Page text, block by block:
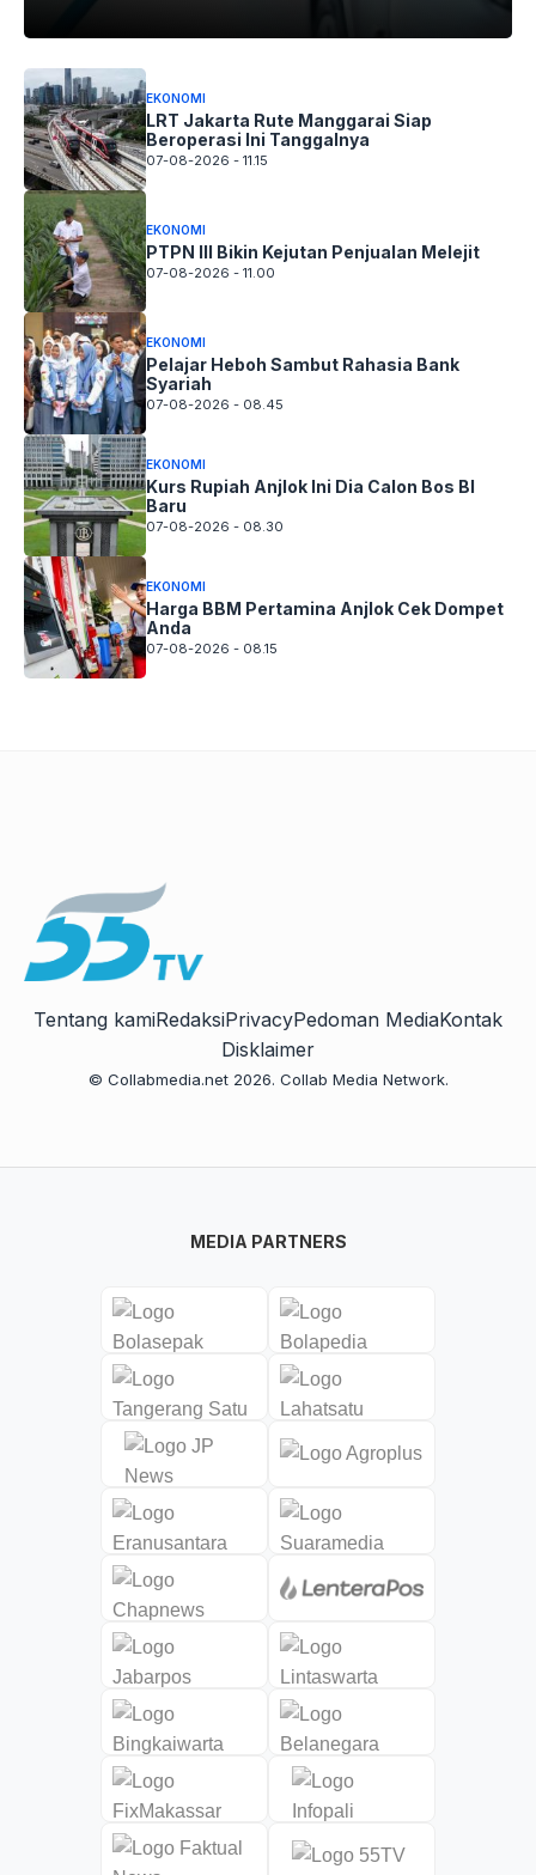
EKONOMI
LRT Jakarta Rute Manggarai Siap
Beroperasi Ini Tanggalnya
07-08-2026 - 11.15
EKONOMI
PTPN III Bikin Kejutan Penjualan Melejit
07-08-2026 - 11.00
EKONOMI
Pelajar Heboh Sambut Rahasia Bank
Syariah
07-08-2026 - 08.45
EKONOMI
Kurs Rupiah Anjlok Ini Dia Calon Bos BI
Baru
07-08-2026 - 08.30
EKONOMI
Harga BBM Pertamina Anjlok Cek Dompet
Anda
07-08-2026 - 08.15
Tentang kamiRedaksiPrivacyPedoman MediaKontak
Disklaimer
© Collabmedia.net 2026. Collab Media Network.
MEDIA PARTNERS